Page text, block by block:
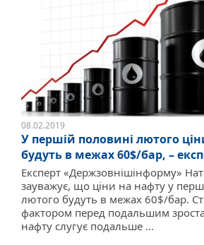
08.02.2019
У першій половині лютого
будуть в межах 60$/бар, –
Експерт «Держзовнішінформу»
зауважує, що ціни на нафту у
лютого будуть в межах 60$/бар.
фактором перед подальшим
нафту слугує подальше ...